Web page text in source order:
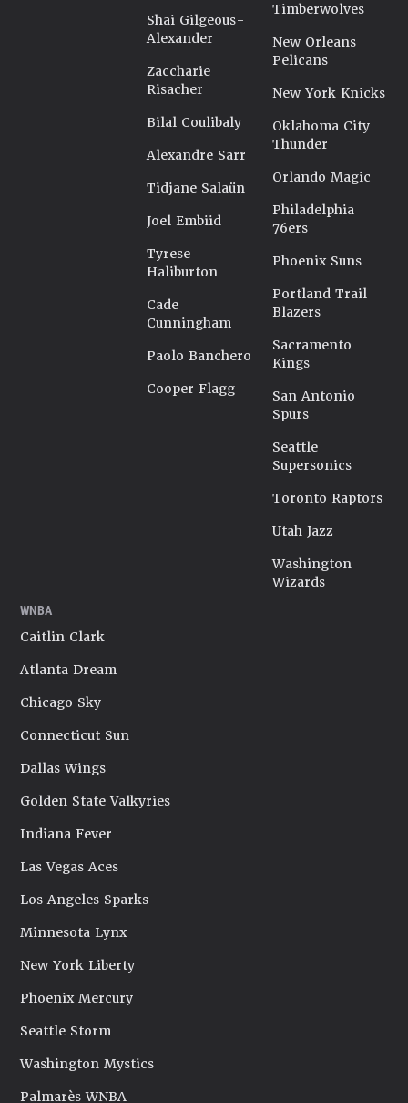
Shai Gilgeous-
Alexander
Zaccharie
Risacher
Bilal Coulibaly
Alexandre Sarr
Tidjane Salaün
Joel Embiid
Tyrese
Haliburton
Cade
Cunningham
Paolo Banchero
Cooper Flagg
Timberwolves
New Orleans
Pelicans
New York Knicks
Oklahoma City
Thunder
Orlando Magic
Philadelphia
76ers
Phoenix Suns
Portland Trail
Blazers
Sacramento
Kings
San Antonio
Spurs
Seattle
Supersonics
Toronto Raptors
Utah Jazz
Washington
Wizards
WNBA
Caitlin Clark
Atlanta Dream
Chicago Sky
Connecticut Sun
Dallas Wings
Golden State Valkyries
Indiana Fever
Las Vegas Aces
Los Angeles Sparks
Minnesota Lynx
New York Liberty
Phoenix Mercury
Seattle Storm
Washington Mystics
Palmarès WNBA